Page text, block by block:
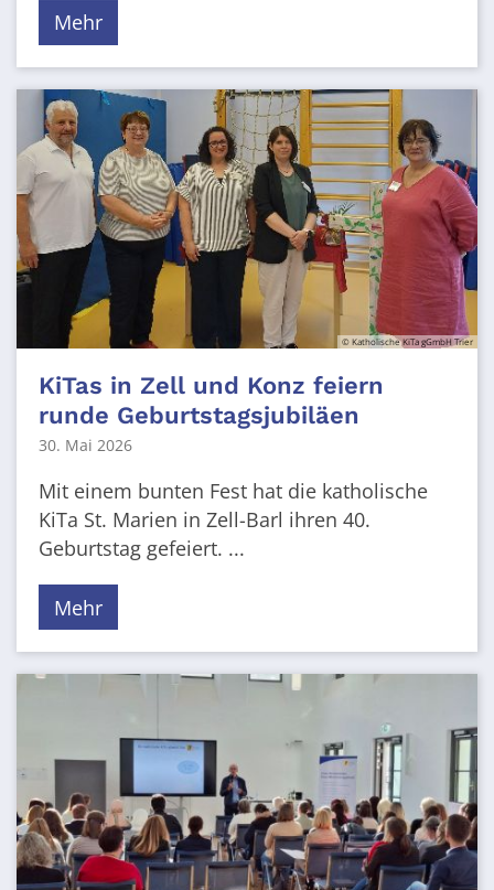
Mehr
© Katholische KiTa gGmbH Trier
KiTas in Zell und Konz feiern
runde Geburtstagsjubiläen
30. Mai 2026
Mit einem bunten Fest hat die katholische
KiTa St. Marien in Zell-Barl ihren 40.
Geburtstag gefeiert. ...
Mehr